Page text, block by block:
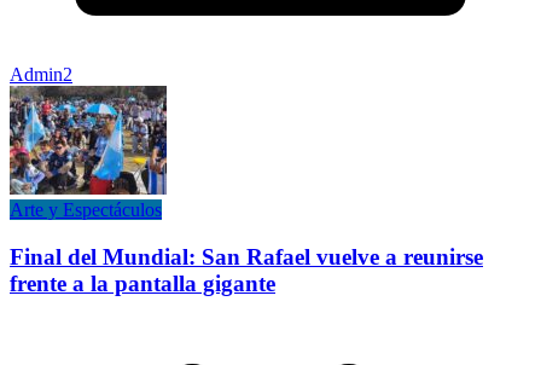
Admin2
Arte y Espectáculos
Final del Mundial: San Rafael vuelve a reunirse
frente a la pantalla gigante